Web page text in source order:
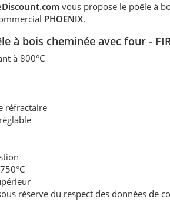
vous propose le poêle à
PHOENIX.
à bois cheminée avec four -
à 800°C
réfractaire
réserve du respect des données de